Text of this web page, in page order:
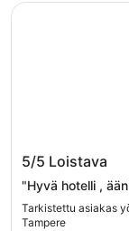
Lapland
5/5 Loistava
"Hyvä hotelli ,
Tarkistettu asiakas
Tampere
Lapland Hotels